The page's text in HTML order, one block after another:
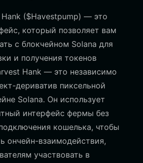
($Havestpump) — это
который позволяет вам
с блокчейном Solana для
и получения токенов
Hank — это независимо
дериватив пиксельной
Solana. Он использует
интерфейс фермы без
кошелька, чтобы
ончейн-взаимодействия,
участвовать в